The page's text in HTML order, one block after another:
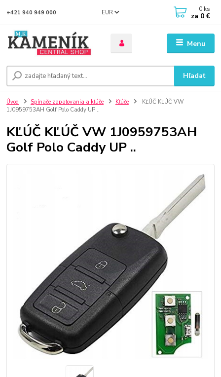
Menu
EUR
Hľadať
+421 940 949 000 0 ks
za 0 €
Úvod Spínače zapaľovania a kľúče Kľúče
KĽÚČ KĽÚČ VW
1J0959753AH Golf Polo Caddy UP ..
KĽÚČ KĽÚČ VW 1J0959753AH
Golf Polo Caddy UP ..